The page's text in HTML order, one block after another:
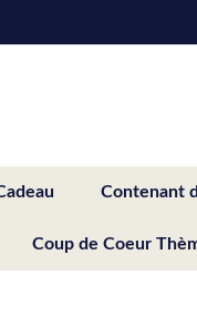
Contenant
Coup de Coeur